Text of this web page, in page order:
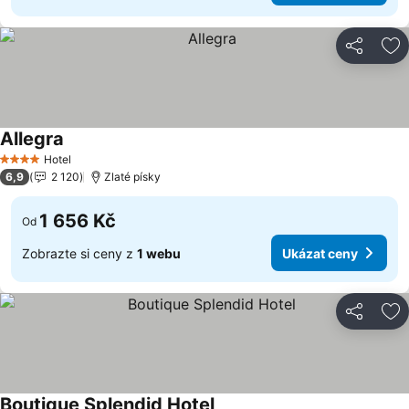
Sdílet
4 Počet hvězdiček
Hotel
Allegra
6,9 2 120 Zlaté písky
Od 1 656 Kč
Zobrazte si ceny z 1 webu Ukázat ceny
Sdílet
Boutique Splendid Hotel